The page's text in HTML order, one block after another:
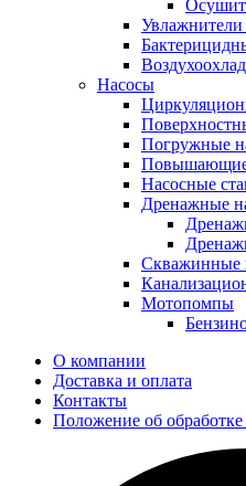
Увлажнители
Насосы
Погружные
Насосные
Дренажные
Скважинные
Мотопомпы
О компании
Доставка и оплата
Контакты
Положение об